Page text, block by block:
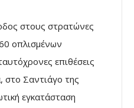
στους στρατώνες
οπλισμένων
επιθέσεις
Σαντιάγο της
εγκατάσταση